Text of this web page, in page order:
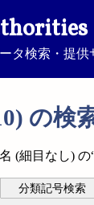
タ検索・提供
の検
(細目なし) の
分類記号検索